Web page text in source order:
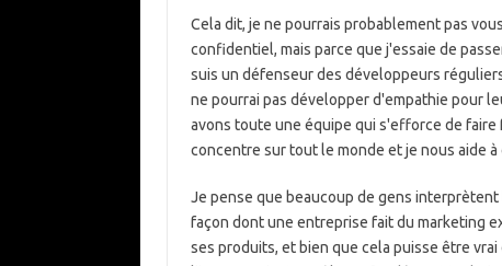
Cela dit, je ne pourrais probablement pas
confidentiel, mais parce que j'essaie de
suis un défenseur des développeurs
ne pourrai pas développer d'empathie pour
avons toute une équipe qui s'efforce de
concentre sur tout le monde et je nous aide
Je pense que beaucoup de gens
façon dont une entreprise fait du marketing
ses produits, et bien que cela puisse être